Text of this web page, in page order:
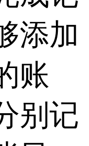
添加
账
别记